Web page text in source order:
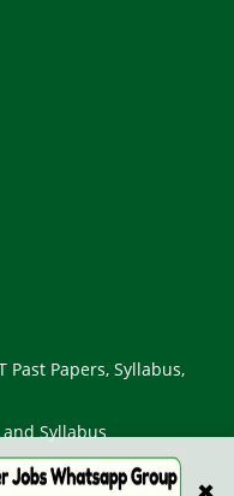
Past Papers, Syllabus,
and Syllabus
Papers and Syllabus